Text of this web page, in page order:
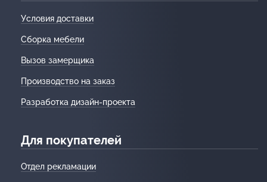
Условия доставки
Сборка мебели
Вызов замерщика
Производство на заказ
Разработка дизайн-проекта
Для покупателей
Отдел рекламации